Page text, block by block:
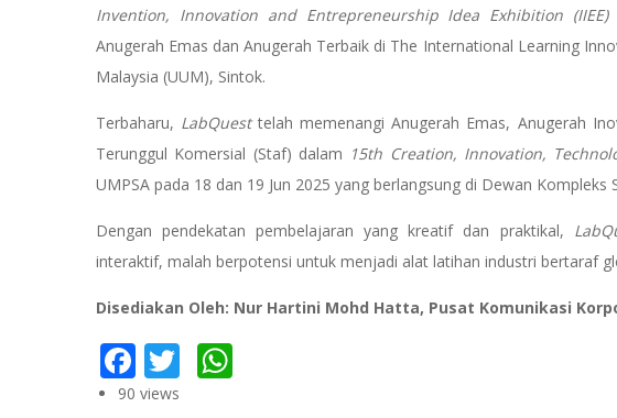
Invention, Innovation and Entrepreneurship Idea Exhibition (IIEE)
Anugerah Emas dan Anugerah Terbaik di The International Learning
Malaysia (UUM), Sintok.
Terbaharu, LabQuesttelah memenangi Anugerah Emas, Anugerah
Terunggul Komersial (Staf) dalam 15th Creation, Innovation,
UMPSA pada 18 dan 19 Jun 2025 yang berlangsung di Dewan Kompleks
Dengan pendekatan pembelajaran yang kreatif dan praktikal,
interaktif, malah berpotensi untuk menjadi alat latihan industri bertaraf
Disediakan Oleh: Nur Hartini Mohd Hatta, Pusat Komunikasi
Facebook
Twitter
90 views